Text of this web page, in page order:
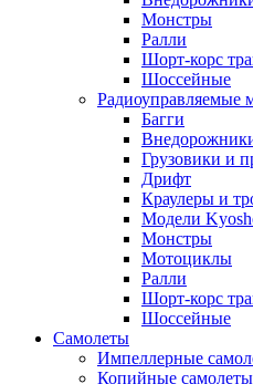
Монстры
Ралли
Шорт-корс
Шоссейные
Радиоуправляемые
Багги
Грузовики и
Дрифт
Краулеры и
Модели
Монстры
Мотоциклы
Ралли
Шорт-корс
Шоссейные
Самолеты
Импеллерные
Копийные самолеты